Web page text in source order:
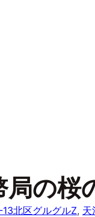
局の桜
北区グルグルZ, 天